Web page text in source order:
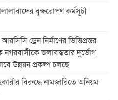
বৃক্ষরোপণ কর্মসূচী
ড্রেন নির্মাণের ভিত্তিপ্রস্তর
নগরবাসীকে জলাবদ্ধতার দুর্ভোগ
উন্নয়ন প্রকল্প চলছে
বিরুদ্ধে নামজারিতে অনিয়ম